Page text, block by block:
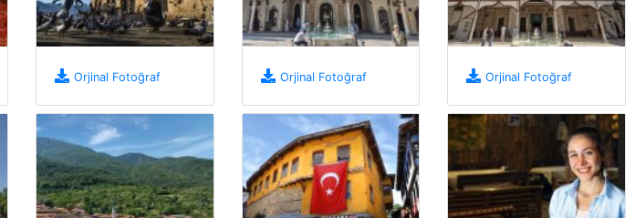
Orjinal Fotoğraf Orjinal Fotoğraf Orjinal Fotoğraf